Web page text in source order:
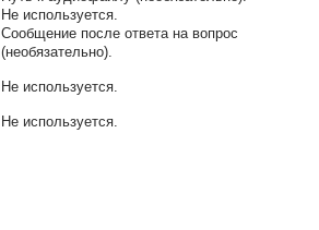
Не используется.
Сообщение после ответа на вопрос
(необязательно).
Не используется.
Не используется.